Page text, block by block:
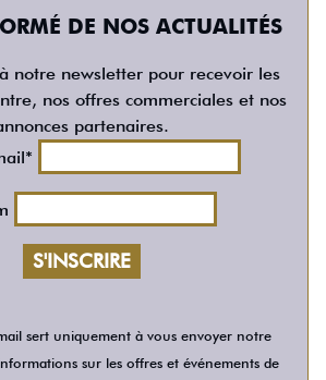
DE NOS ACTUALITÉS
notre newsletter pour recevoir les
nos offres commerciales et nos
partenaires.
sert uniquement à vous envoyer notre
sur les offres et événements de